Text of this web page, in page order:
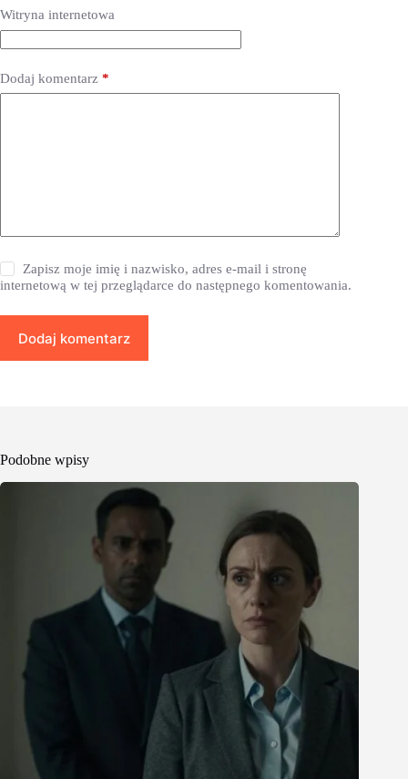
Witryna internetowa
Dodaj komentarz *
Zapisz moje imię i nazwisko, adres e-mail i stronę
internetową w tej przeglądarce do następnego komentowania.
Dodaj komentarz
Podobne wpisy